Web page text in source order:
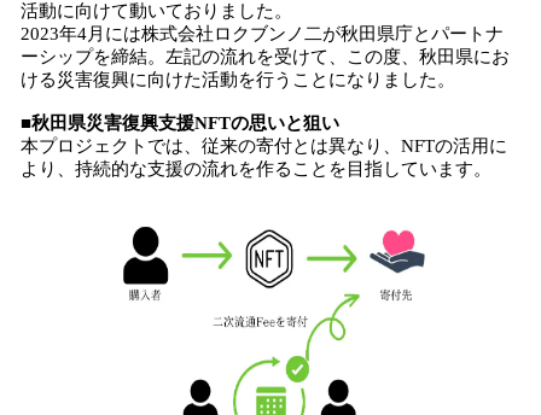
活動に向けて動いておりました。
2023年4月には株式会社ロクブンノ二が秋田県庁とパートナ
ーシップを締結。左記の流れを受けて、この度、秋田県にお
ける災害復興に向けた活動を行うことになりました。
■秋田県災害復興支援NFTの思いと狙い
本プロジェクトでは、従来の寄付とは異なり、NFTの活用に
より、持続的な支援の流れを作ることを目指しています。